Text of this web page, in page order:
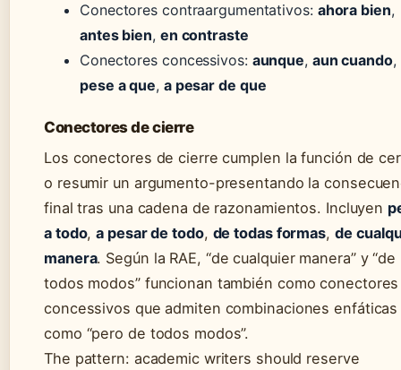
Conectores contraargumentativos: ahora bien,
antes bien, en contraste
Conectores concessivos: aunque, aun cuando,
pese a que, a pesar de que
Conectores de cierre
Los conectores de cierre cumplen la función de
o resumir un argumento-presentando la
final tras una cadena de razonamientos. Incluyen
a todo,a pesar de todo, de todas formas, de
manera. Según la RAE, “de cualquier manera” y “de
todos modos” funcionan también como conectores
concessivos que admiten combinaciones enfáticas
como “pero de todos modos”.
The pattern: academic writers should reserve